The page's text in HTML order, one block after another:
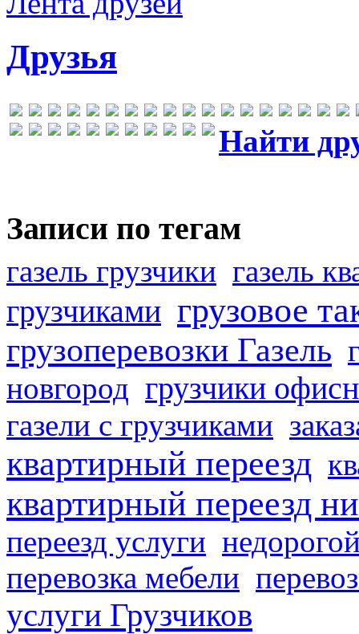
Друзья
Найти
Записи по тегам
газель грузчики газель
грузчиками грузовое
грузоперевозки Газель
новгород грузчики
газели с грузчиками
квартирный переезд
квартирный переезд
переезд услуги
перевозка мебели
услуги Грузчиков